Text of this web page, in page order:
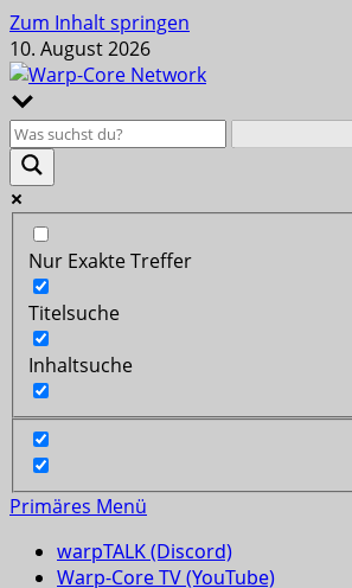
Zum Inhalt springen
10. August 2026
Nur Exakte Treffer
Titelsuche
Inhaltsuche
Primäres Menü
warpTALK (Discord)
Warp-Core TV (YouTube)